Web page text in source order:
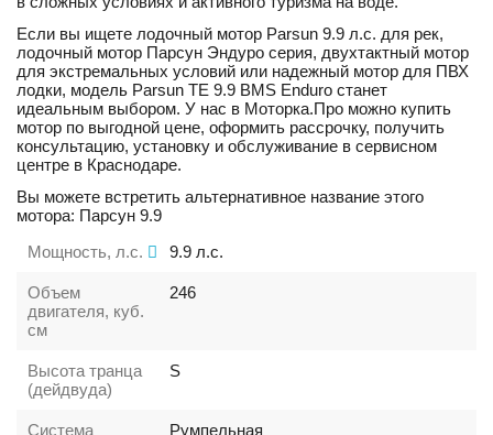
Если вы ищете лодочный мотор Parsun 9.9 л.с. для рек,
лодочный мотор Парсун Эндуро серия, двухтактный мотор
для экстремальных условий или надежный мотор для ПВХ
лодки, модель Parsun TE 9.9 BMS Enduro станет
идеальным выбором. У нас в Моторка.Про можно купить
мотор по выгодной цене, оформить рассрочку, получить
консультацию, установку и обслуживание в сервисном
центре в Краснодаре.
Вы можете встретить альтернативное название этого
мотора: Парсун 9.9
Мощность, л.с.
9.9 л.с.
Объем
двигателя, куб.
см
246
Высота транца
(дейдвуда)
S
Система Румпельная